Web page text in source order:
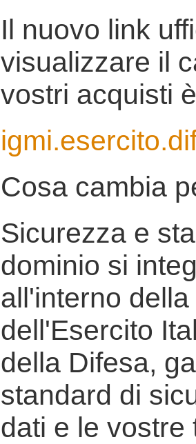
Il nuovo link
visualizzare il
vostri acquisti
Cosa cambia
Sicurezza e
dominio si
all'interno
dell'Esercito
della Difesa,
standard di
dati e le vostre